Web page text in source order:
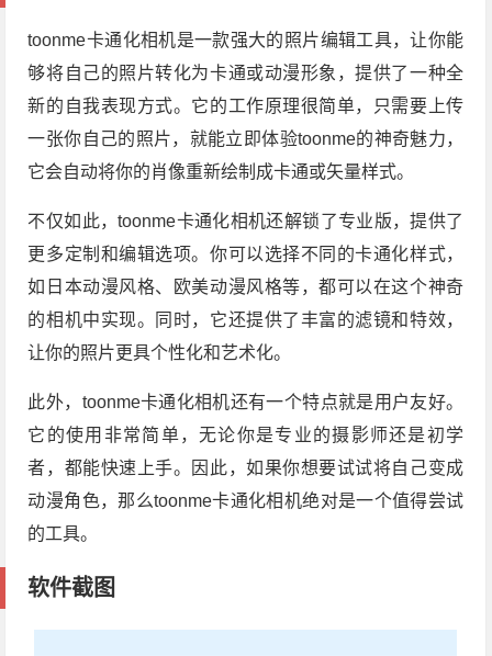
toonme卡通化相机是一款强大的照片编辑工具，让你能
够将自己的照片转化为卡通或动漫形象，提供了一种全
新的自我表现方式。它的工作原理很简单，只需要上传
一张你自己的照片，就能立即体验toonme的神奇魅力，
它会自动将你的肖像重新绘制成卡通或矢量样式。
不仅如此，toonme卡通化相机还解锁了专业版，提供了
更多定制和编辑选项。你可以选择不同的卡通化样式，
如日本动漫风格、欧美动漫风格等，都可以在这个神奇
的相机中实现。同时，它还提供了丰富的滤镜和特效，
让你的照片更具个性化和艺术化。
此外，toonme卡通化相机还有一个特点就是用户友好。
它的使用非常简单，无论你是专业的摄影师还是初学
者，都能快速上手。因此，如果你想要试试将自己变成
动漫角色，那么toonme卡通化相机绝对是一个值得尝试
的工具。
软件截图